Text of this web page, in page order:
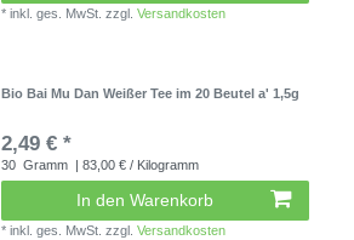
*inkl. ges. MwSt. zzgl.Versandkosten
Bio Bai Mu Dan Weißer Tee im 20 Beutel a' 1,5g
2,49 € *
30 Gramm | 83,00 € / Kilogramm
In den Warenkorb
*inkl. ges. MwSt. zzgl.Versandkosten